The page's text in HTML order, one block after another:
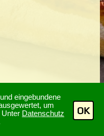
eingebundene
um
Unter Datenschutz
OK